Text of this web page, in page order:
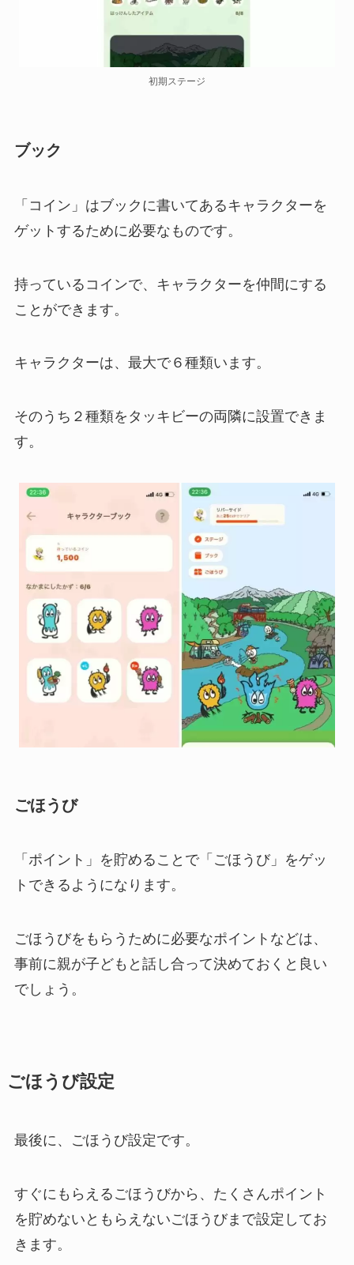
初期ステージ
ブック
「コイン」はブックに書いてあるキャラクターを
ゲットするために必要なものです。
持っているコインで、キャラクターを仲間にする
ことができます。
キャラクターは、最大で６種類います。
そのうち２種類をタッキビーの両隣に設置できま
す。
ごほうび
「ポイント」を貯めることで「ごほうび」をゲッ
トできるようになります。
ごほうびをもらうために必要なポイントなどは、
事前に親が子どもと話し合って決めておくと良い
でしょう。
ごほうび設定
最後に、ごほうび設定です。
すぐにもらえるごほうびから、たくさんポイント
を貯めないともらえないごほうびまで設定してお
きます。